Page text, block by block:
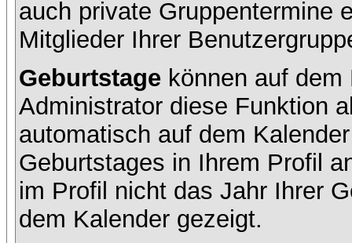
auch private Gruppentermine
Mitglieder Ihrer
Geburtstage können auf
Administrator diese Funktion
automatisch auf dem
Geburtstages in Ihrem Profil
im Profil nicht das Jahr Ihrer
dem Kalender gezeigt.